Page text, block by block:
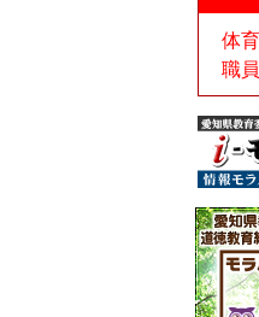
体
職